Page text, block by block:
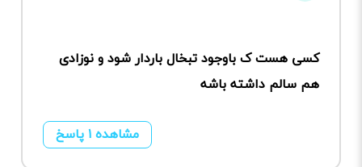
کسی هست ک باوجود تبخال باردار شود و نوزادی
هم سالم داشته باشه
مشاهده ۱ پاسخ